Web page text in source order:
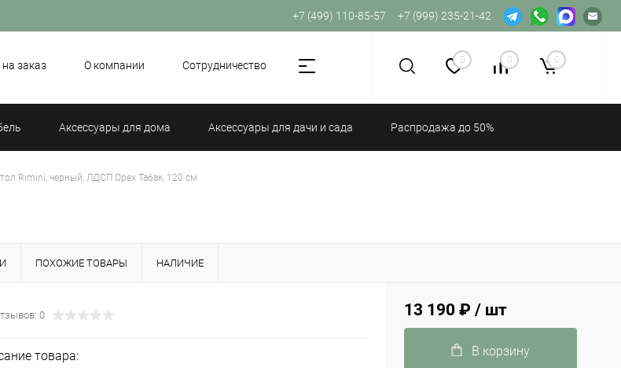
+7 (499) 110-85-57 +7 (999) 235-21-42
заказ О компании Сотрудничество 0 0 0
Аксессуары для дома Аксессуары для дачи и сада Распродажа до 50%
Rimini, черный, ЛДСП Орех Табак, 120 см
ПОХОЖИЕ ТОВАРЫ НАЛИЧИЕ
0
товара:
13 190 ₽ / шт
В корзину